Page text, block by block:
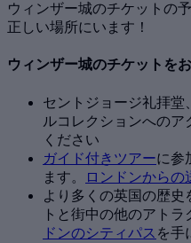
ウィンザー城のチケットの
正しい場所にいます！
ウィンザー城のチケットを
セントジョージ礼拝堂
ルコレクションへのア
ください
ガイド付きツアーに参
ます。
ロンドンからの
より多くの英国の歴史
トと街中の他のアトラ
ドンのシティパス を手